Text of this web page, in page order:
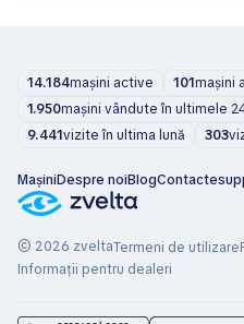
14.184mașini active 101mașini
1.950mașini vândute în ultimele
9.441vizite în ultima lună 303
MașiniDespre noiBlogContacte
© 2026 zveltaTermeni de utilizare
Informații pentru dealeri